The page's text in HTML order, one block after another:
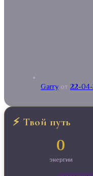
Garry от 22-04-
⚡ Твой путь
0
энергии